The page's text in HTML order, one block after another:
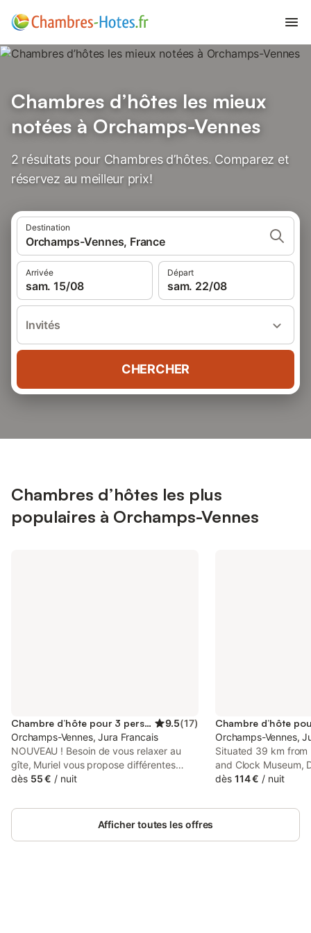
Chambres d’hôtes les mieux
notées à Orchamps-Vennes
2 résultats pour Chambres d’hôtes. Comparez et
réservez au meilleur prix!
Destination
Orchamps-Vennes, France
Arrivée
sam. 15/08
Départ
sam. 22/08
Invités
CHERCHER
Chambres d’hôtes les plus
populaires à Orchamps-Vennes
Chambre d’hôte pour 3 personnes 9.5(17)
Orchamps-Vennes, Jura Francais
NOUVEAU ! Besoin de vous relaxer au
gîte, Muriel vous propose différentes
formules bien-être. Pour exemple un
de la colonne vertébrale à l’huile de
millepertuis. etc Pour réserver appeler
dès 55 € / nuit
Orchamps-Vennes,
Situated 39 km from
and Clock Museum,
guitares
Orchamps-Vennes
dès 114 € / nuit
Afficher toutes les offres